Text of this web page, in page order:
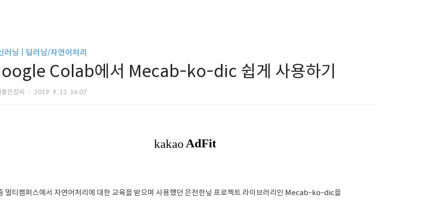
러닝 | 딥러닝/자연어처리
Colab에서 Mecab-ko-dic 쉽게 사용하기
은장씨 2019. 9. 12. 16:07
멀티캠퍼스에서 자연어처리에 대한 교육을 받으며 사용했던 은전한닢 프로젝트 라이브러리인 Mecab-ko-dic을